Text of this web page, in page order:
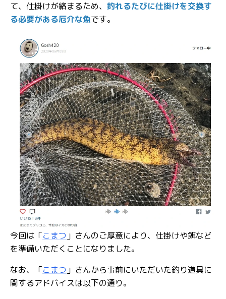
て、仕掛けが絡まるため、 釣れるたびに仕掛けを交換す
る必要がある厄介な魚です。
今回は「こまつ 」さんのご厚意により、仕掛けや餌など
を準備いただくことになりました。
なお、「こまつ 」さんから事前にいただいた釣り道具に
関するアドバイスは以下の通り。